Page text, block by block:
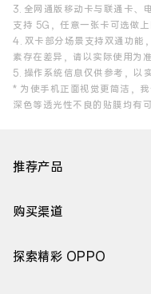
3. 全网通版移动卡与联通卡、
支持 5G，任意一张卡可选做上
4. 双卡部分场景支持双通功能
素存在差异，请以实际使用为准
5. 操作系统信息仅供参考，以
* 为使手机正面视觉更简洁，
深色等透光性不良的贴膜均有
推荐产品
Find N6
购买渠道
线下体验店
探索精彩 OPPO